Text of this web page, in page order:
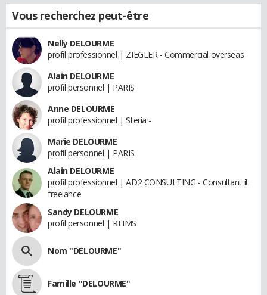
Vous recherchez peut-être
Nelly DELOURME
profil professionnel | ZIEGLER - Commercial overseas
Alain DELOURME
profil personnel | PARIS
Anne DELOURME
profil professionnel | Steria -
Marie DELOURME
profil personnel | PARIS
Alain DELOURME
profil professionnel | AD2 CONSULTING - Consultant it
freelance
Sandy DELOURME
profil personnel | REIMS
Nom "DELOURME"
Famille "DELOURME"